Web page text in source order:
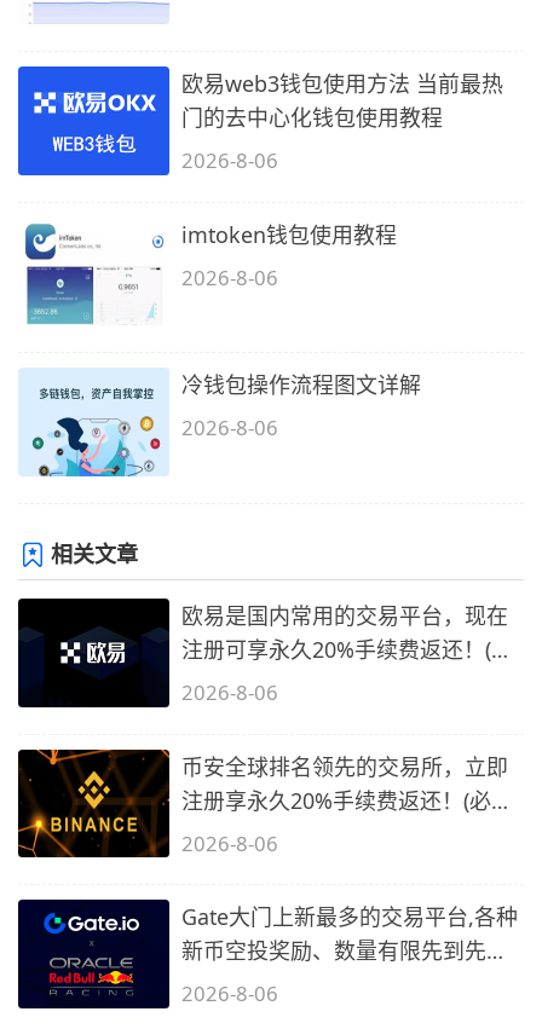
欧易web3钱包使用方法 当前最热
门的去中心化钱包使用教程
2026-8-06
imtoken钱包使用教程
2026-8-06
冷钱包操作流程图文详解
2026-8-06
相关文章
欧易是国内常用的交易平台，现在
注册可享永久20%手续费返还！(必
备1)
2026-8-06
币安全球排名领先的交易所，立即
注册享永久20%手续费返还！(必备
2)
2026-8-06
Gate大门上新最多的交易平台,各种
新币空投奖励、数量有限先到先
得…
2026-8-06